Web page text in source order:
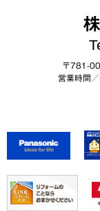
〒781-
営業時間